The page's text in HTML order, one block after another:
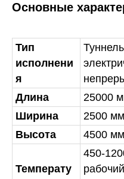
Основные
Тип
исполнени
я
Длина
25000
Ширина
2500 мм
Высота
4500 мм
Температу
450-